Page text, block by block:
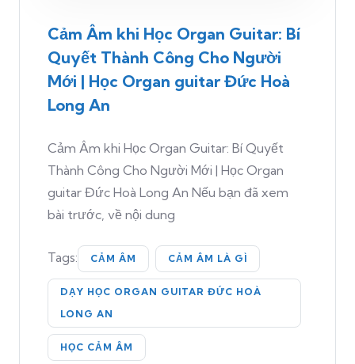
Cảm Âm khi Học Organ Guitar: Bí
Quyết Thành Công Cho Người
Mới | Học Organ guitar Đức Hoà
Long An
Cảm Âm khi Học Organ Guitar: Bí Quyết
Thành Công Cho Người Mới | Học Organ
guitar Đức Hoà Long An Nếu bạn đã xem
bài trước, về nội dung
Tags: CẢM ÂM CẢM ÂM LÀ GÌ
DẠY HỌC ORGAN GUITAR ĐỨC HOÀ
LONG AN
HỌC CẢM ÂM